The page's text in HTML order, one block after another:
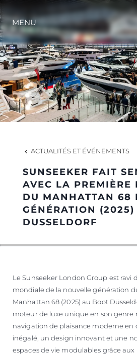
STYLE DE
LA
NOTRE
NOTRE
ESTIMEZ VOTRE
MENU
ACTUALITÉS ET ÉVÉNEMENTS
SUNSEEKER FAIT
AVEC LA PREMIÈRE
DU MANHATTAN 68
GÉNÉRATION
DUSSELDORF
Le Sunseeker London Group est ravi
mondiale de la nouvelle génération
Manhattan 68 (2025) au Boot
moteur de luxe unique en son genre
navigation de plaisance moderne en
inégalé, un design innovant et une
espaces de vie modulables grâce